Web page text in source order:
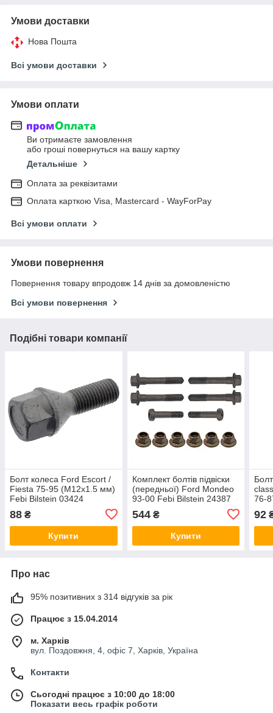
Умови доставки
Нова Пошта
Всі умови доставки
Умови оплати
Ви отримаєте замовлення
або гроші повернуться на вашу картку
Детальніше
Оплата за реквізитами
Оплата карткою Visa, Mastercard - WayForPay
Всі умови оплати
Умови повернення
Повернення товару впродовж 14 днів за домовленістю
Всі умови повернення
Подібні товари компанії
Болт колеса Ford Escort /
Fiesta 75-95 (M12x1.5 мм)
Febi Bilstein 03424
88 ₴
Купити
Комплект болтів підвіски
(передньої) Ford Mondeo
93-00 Febi Bilstein 24387
544₴
Купити
76-
92
Про нас
95% позитивних з 314 відгуків за рік
Працює з 15.04.2014
м. Харків
вул. Поздовжня, 4, офіс 7, Харків, Україна
Контакти
Сьогодні працює з 10:00 до 18:00
Показати весь графік роботи